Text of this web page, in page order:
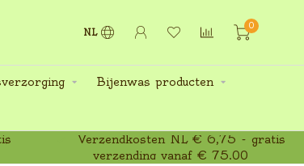
NL
0
Bijenwas producten
Verzendkosten NL € 6,75 - gratis
verzending vanaf € 75,00